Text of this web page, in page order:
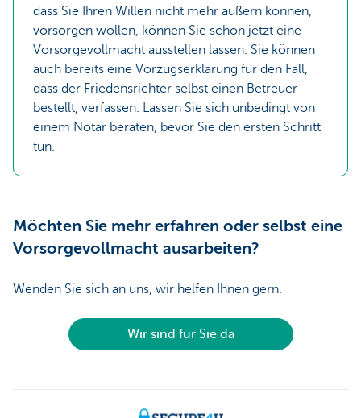
dass Sie Ihren Willen nicht mehr äußern können,
vorsorgen wollen, können Sie schon jetzt eine
Vorsorgevollmacht ausstellen lassen. Sie können
auch bereits eine Vorzugserklärung für den Fall,
dass der Friedensrichter selbst einen Betreuer
bestellt, verfassen. Lassen Sie sich unbedingt von
einem Notar beraten, bevor Sie den ersten Schritt
tun.
Möchten Sie mehr erfahren oder selbst eine
Vorsorgevollmacht ausarbeiten?
Wenden Sie sich an uns, wir helfen Ihnen gern.
Wir sind für Sie da